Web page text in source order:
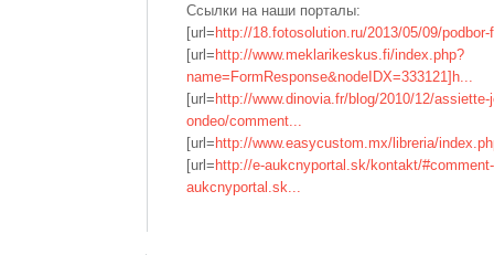
Ссылки на наши порталы:
[url= http://18.fotosolution.ru/2013/05/09/
[url= http://www.meklarikeskus.fi/index.php?
name=FormResponse&nodeIDX=333121]h...
[url= http://www.dinovia.fr/blog/2010/12/assiette-
ondeo/comment...
[url= http://www.easycustom.mx/libreria/
[url= http://e-aukcnyportal.sk/kontakt/
aukcnyportal.sk...